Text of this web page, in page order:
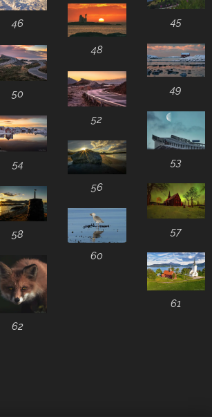
45
46
48
49
50
52
53
54
56
57
58
60
61
62